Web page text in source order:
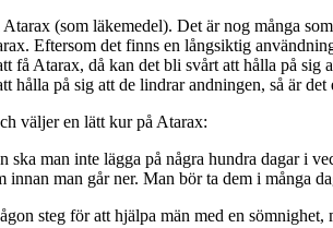
(som läkemedel). Det är nog många
Eftersom det finns en långsiktig
få Atarax, då kan det bli svårt att hålla på
hålla på sig att de lindrar andningen, så är det
väljer en lätt kur på Atarax:
ska man inte lägga på några hundra dagar i
innan man går ner. Man bör ta dem i många
steg för att hjälpa män med en